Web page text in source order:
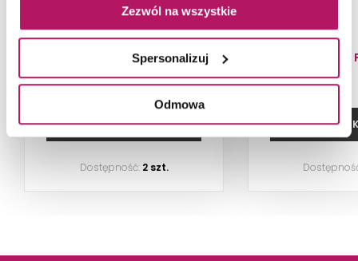
Zezwól na wszystkie
Spersonalizuj
Odmowa
Brodzik granitowy prostokątny,
120x80 cm, white
1 519,90 PLN
DODAJ DO KOSZYKA
Dostępność: 2 szt.
10,00
DODAJ DO